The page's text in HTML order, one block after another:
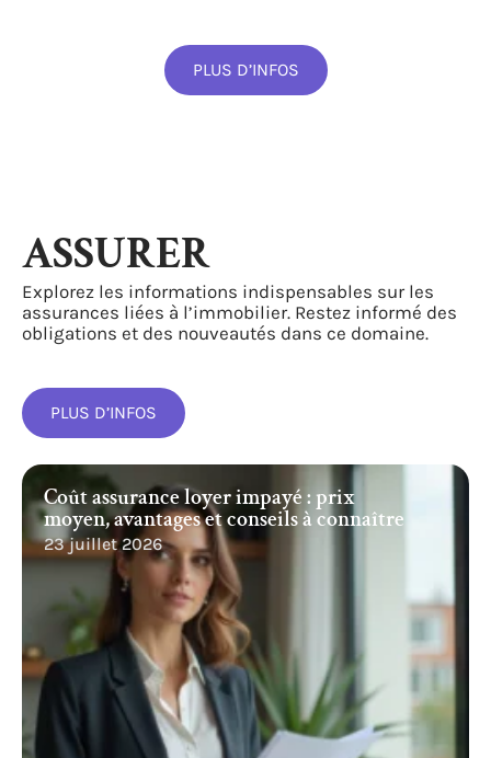
PLUS D’INFOS
ASSURER
Explorez les informations indispensables sur les
assurances liées à l’immobilier. Restez informé des
obligations et des nouveautés dans ce domaine.
PLUS D’INFOS
Coût assurance loyer impayé : prix
moyen, avantages et conseils à connaître
23 juillet 2026